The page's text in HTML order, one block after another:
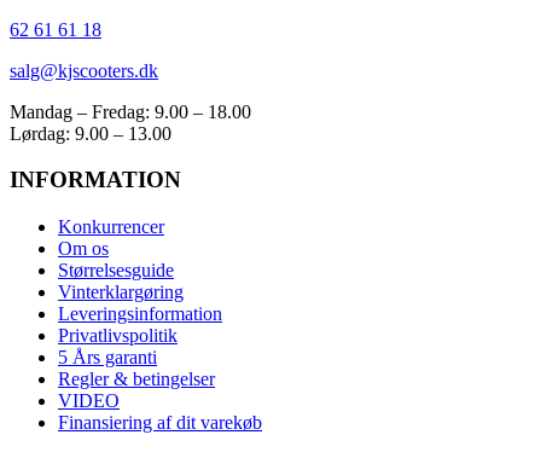
62 61 61 18
salg@kjscooters.dk
Mandag – Fredag: 9.00 – 18.00
Lørdag: 9.00 – 13.00
INFORMATION
Konkurrencer
Om os
Størrelsesguide
Vinterklargøring
Leveringsinformation
Privatlivspolitik
5 Års garanti
Regler & betingelser
VIDEO
Finansiering af dit varekøb